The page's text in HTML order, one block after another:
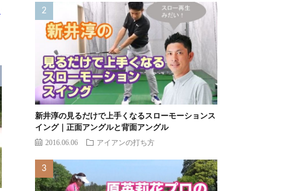
新井淳の見るだけで上手くなるスローモーションス
イング｜正面アングルと背面アングル
2016.06.06 アイアンの打ち方